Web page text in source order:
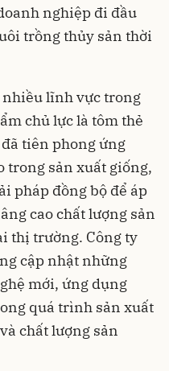
nghiệp đi đầu
trồng thủy sản thời
nhiều lĩnh vực trong
chủ lực là tôm thẻ
tiên phong ứng
trong sản xuất giống,
pháp đồng bộ để áp
cao chất lượng sản
thị trường. Công ty
cập nhật những
mới, ứng dụng
quá trình sản xuất
chất lượng sản